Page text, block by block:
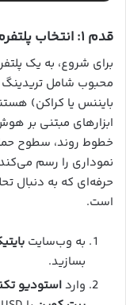
قدم ۱: انتخاب پلتفرم تحلیل تکنیکال و مقدمات تکنیکال
برای شروع، به یک
محبوب شامل تریدینگ
بایننس یا کراکن)
ابزارهای مبتنی بر
خطوط روند، سطوح
نموداری را رسم
حرفه‌ای که به دنبال
است.
به وب‌سایت
بسازید.
وارداستودیو